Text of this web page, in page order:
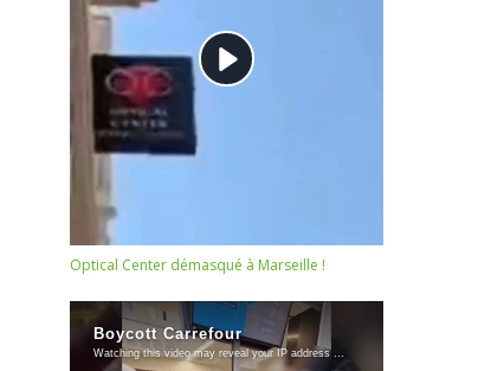
Optical Center démasqué à Marseille !